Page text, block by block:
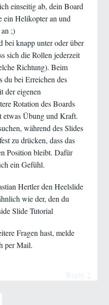
einseitig ab, dein Board
ein Helikopter an und
;)
bei knapp unter oder über
sich die Rollen jederzeit
Richtung). Beim
du bei Erreichen des
der eigenen
Rotation des Boards
etwas Übung und Kraft.
während des Slides
zu drücken, dass das
Position bleibt. Dafür
ein Gefühl.
Hertler den Heelslide
wie der, den du
Slide Tutorial
Fragen hast, melde
perMail.